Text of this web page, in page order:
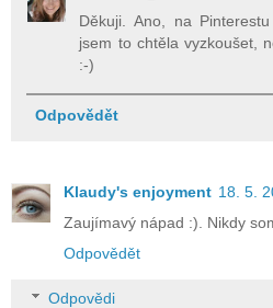
Děkuji. Ano, na
jsem to chtěla vyzkoušet,
:-)
Odpovědět
Klaudy's enjoyment 18. 5.
Zaujímavý nápad :). Nikdy
Odpovědět
Odpovědi